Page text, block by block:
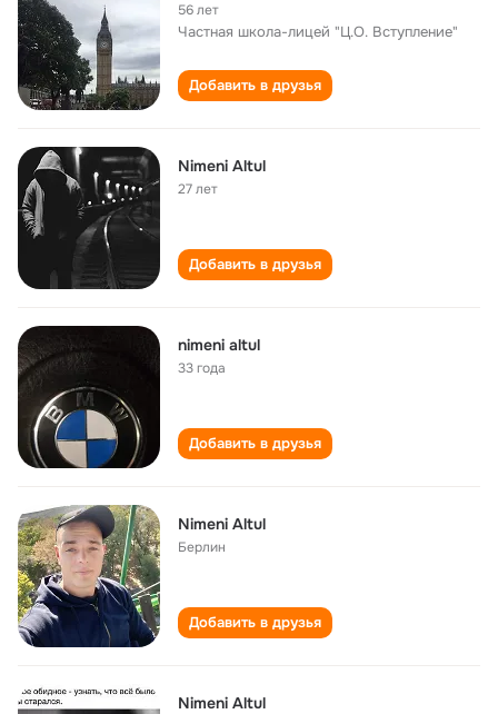
56 лет
Частная школа-лицей "Ц.О. Вступление"
Добавить в друзья
Nimeni Altul
27 лет
Добавить в друзья
nimeni altul
33 года
Добавить в друзья
Nimeni Altul
Берлин
Добавить в друзья
Nimeni Altul